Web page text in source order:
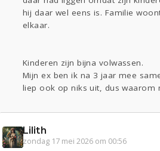
hij daar wel eens is. Familie
elkaar.
Kinderen zijn bijna volwassen.
Mijn ex ben ik na 3 jaar mee
liep ook op niks uit, dus waarom
Lilith
zondag 17 mei 2026 om 00:56